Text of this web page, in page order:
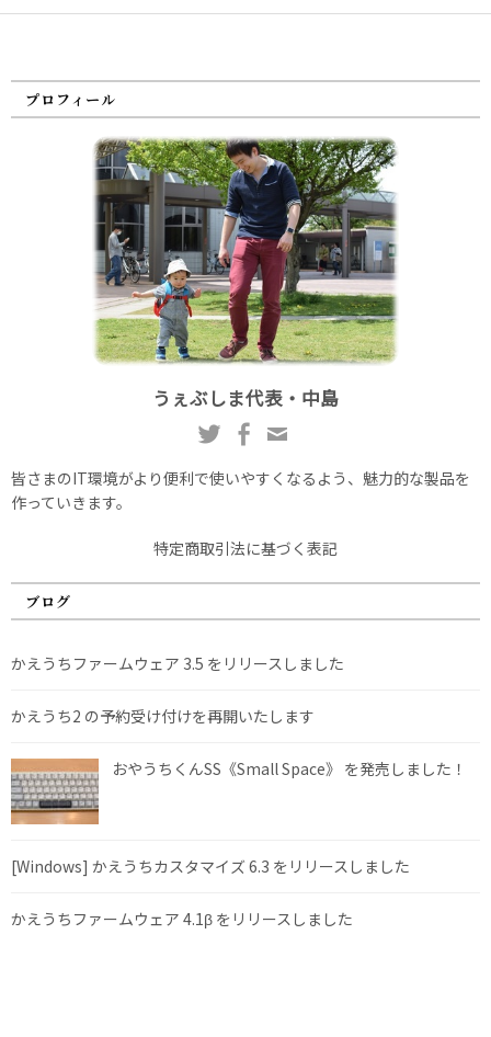
プロフィール
うぇぶしま代表・中島
皆さまのIT環境がより便利で使いやすくなるよう、魅力的な製品を
作っていきます。
特定商取引法に基づく表記
ブログ
かえうちファームウェア 3.5 をリリースしました
かえうち2 の予約受け付けを再開いたします
おやうちくんSS《Small Space》 を発売しました！
[Windows] かえうちカスタマイズ 6.3 をリリースしました
かえうちファームウェア 4.1β をリリースしました